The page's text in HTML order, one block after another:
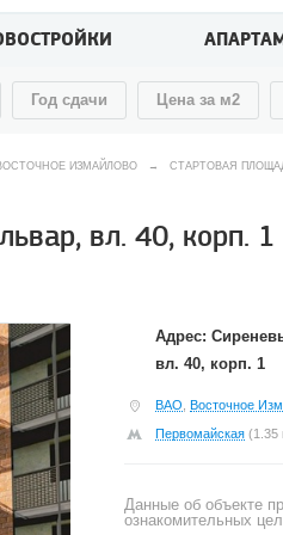
Год сдачи Цена за м2
ИЗМАЙЛОВО → СТАРТОВАЯ
вл. 40, корп. 1
Адрес:
вл. 40, корп. 1
ВАО Восточное
Первомайская (1.35
Данные об объекте
ознакомительных